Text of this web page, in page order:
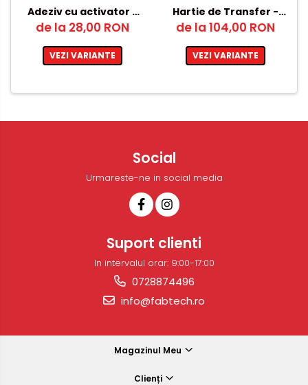
Adeziv cu activator -
cianoacrilat
de la 28,00 RON
VEZI VARIANTE
Hartie de Transfer -
Scotch Hartie Lat
de la 104,00 RON
VEZI VARIANTE
Social
Urmareste-ne in social media
Suport clienti
In intervalul orar: 9:00-17:00
0728874496
info@fabtech.ro
Magazinul Meu
Clienți